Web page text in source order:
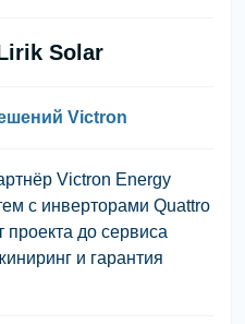
Solar
Victron
Victron Energy
с инверторами Quattro
до сервиса
и гарантия